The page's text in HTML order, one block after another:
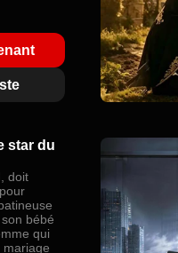
star du
doit
bébé
qui
mariage